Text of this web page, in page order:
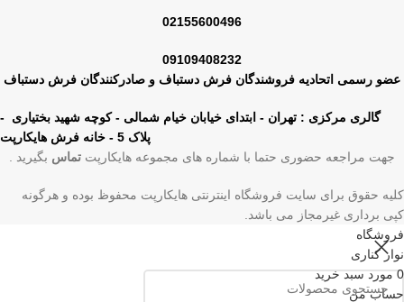
02155600496
09109408232
عضو رسمی اتحادیه فروشندگان فرش دستباف و صادرکنندگان فرش دستباف
گالری مرکزی : تهران - ابتدای خیابان خیام شمالی - کوچه شهید بختیاری -
پلاک 5 - خانه فرش هایکارپت
جهت مراجعه حضوری حتما با شماره های مجموعه هایکارپت تماس بگیرید .
کلیه حقوق برای سایت فروشگاه اینترنتی هایکارپت محفوظ بوده و هرگونه
کپی برداری غیرمجاز می باشد.
فروشگاه
نوار کناری
0 مورد سبد خرید
حساب من